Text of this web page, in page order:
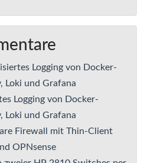
Logging von Docker-
Loki und Grafana
Logging von Docker-
Loki und Grafana
Firewall mit Thin-Client
OPNsense